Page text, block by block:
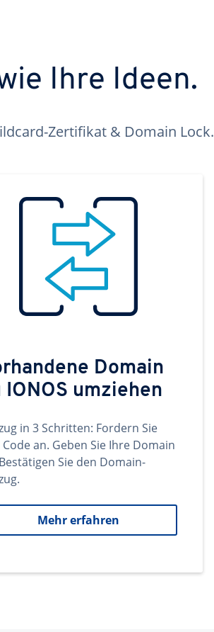
Ihre Ideen.
Zertifikat & Domain Lock.
Domain
IONOS umziehen
in 3 Schritten: Fordern Sie
an. Geben Sie Ihre Domain
Sie den Domain-
Mehr erfahren